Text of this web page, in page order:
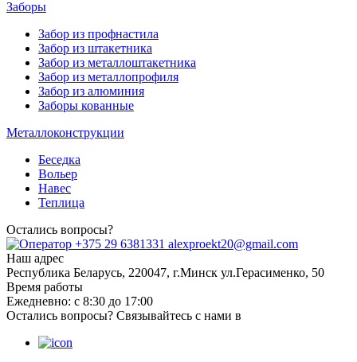
Заборы
Забор из профнастила
Забор из штакетника
Забор из металлоштакетника
Забор из металлопрофиля
Забор из алюминия
Заборы кованные
Металлоконструкции
Беседка
Вольер
Навес
Теплица
Остались вопросы?
+375 29 6381331 alexproekt20@gmail.com
Наш адрес
Республика Беларусь, 220047, г.Минск ул.Герасименко, 50
Время работы
Ежедневно: с 8:30 до 17:00
Остались вопросы? Связывайтесь с нами в